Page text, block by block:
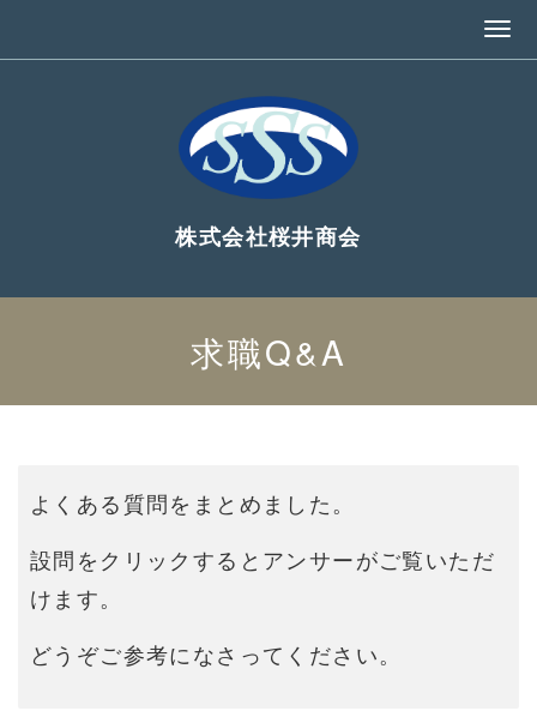
株式会社桜井商会
求職Q&A
よくある質問をまとめました。
設問をクリックするとアンサーがご覧いただ
けます。
どうぞご参考になさってください。